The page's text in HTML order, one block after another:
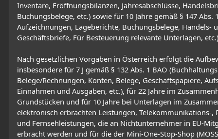
Inventare, Eröffnungsbilanzen, Jahresabschlüsse,
Buchungsbelege, etc.) sowie für 10 Jahre gemäß § 147 Abs.
Aufzeichnungen, Lageberichte, Buchungsbelege, Handels-
Geschäftsbriefe, Für Besteuerung relevante Unterlagen,
Nach gesetzlichen Vorgaben in Österreich erfolgt die
insbesondere für 7 J gemäß § 132 Abs. 1 BAO
Belege/Rechnungen, Konten, Belege, Geschäftspapiere,
Einnahmen und Ausgaben, etc.), für 22 Jahre im
Grundstücken und für 10 Jahre bei Unterlagen im
elektronisch erbrachten Leistungen, Telekommunikations-,
und Fernsehleistungen, die an Nichtunternehmer in EU-
erbracht werden und für die der Mini-One-Stop-Shop